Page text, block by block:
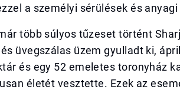
a személyi sérülések és
több súlyos tűzeset történt
üvegszálas üzem gyulladt ki,
és egy 52 emeletes toronyház
életét vesztette. Ezek az